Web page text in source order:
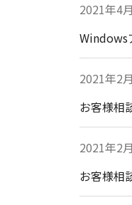
2021年4
Windows
2021年2
お客様相
2021年2
お客様相